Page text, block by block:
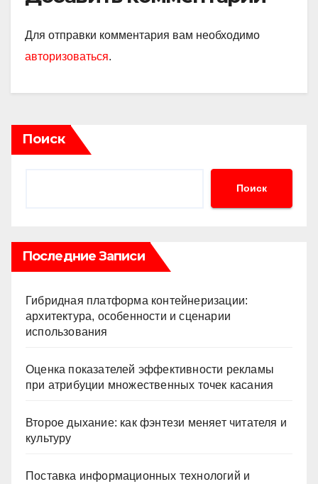
Для отправки комментария вам необходимо
авторизоваться.
Поиск
Поиск
Последние Записи
Гибридная платформа контейнеризации:
архитектура, особенности и сценарии
использования
Оценка показателей эффективности рекламы
при атрибуции множественных точек касания
Второе дыхание: как фэнтези меняет читателя и
культуру
Поставка информационных технологий и